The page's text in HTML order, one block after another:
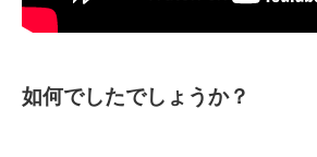
如何でしたでしょうか？